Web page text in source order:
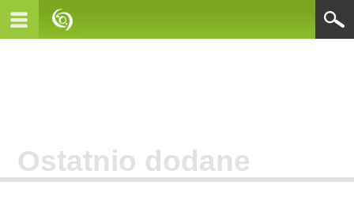
Ostatnio dodane